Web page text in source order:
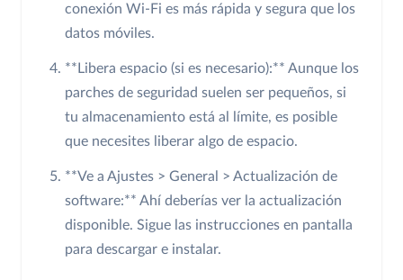
conexión Wi-Fi es más rápida y segura que los
datos móviles.
**Libera espacio (si es necesario):** Aunque los
parches de seguridad suelen ser pequeños, si
tu almacenamiento está al límite, es posible
que necesites liberar algo de espacio.
**Ve a Ajustes > General > Actualización de
software:** Ahí deberías ver la actualización
disponible. Sigue las instrucciones en pantalla
para descargar e instalar.